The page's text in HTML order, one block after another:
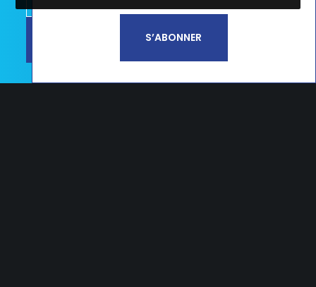
Li e aceito aPolítica de Privacidade e
SUBSCREVER
S’ABONNER